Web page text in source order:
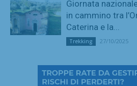
Giornata
in cammino tra
Caterina e la...
Trekking 27/10/2025